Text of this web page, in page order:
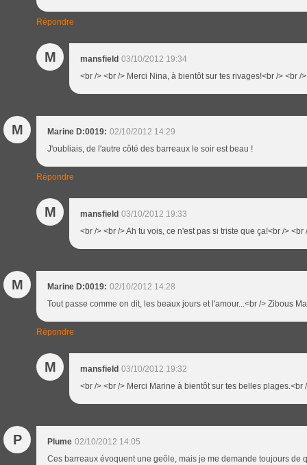
Répondre
M mansfield 03/10/2012 19:34
<br /> <br /> Merci Nina, à bientôt sur tes rivages!<br /> <br /
M Marine D:0019: 02/10/2012 14:29
J'oubliais, de l'autre côté des barreaux le soir est beau !
Répondre
M mansfield 03/10/2012 19:33
<br /> <br /> Ah tu vois, ce n'est pas si triste que ça!<br /> <br
M Marine D:0019: 02/10/2012 14:28
Tout passe comme on dit, les beaux jours et l'amour...<br /> Zibous
Répondre
M mansfield 03/10/2012 19:32
<br /> <br /> Merci Marine à bientôt sur tes belles plages.<br
P Plume 02/10/2012 14:05
Ces barreaux évoquent une geôle, mais je me demande toujours de